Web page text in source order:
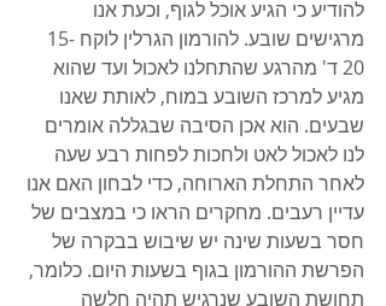
להודיע כי הגיע אוכל לגוף, וכעת אנו
מרגישים שובע. להורמון הגרלין לוקח 15-
20 ד' מהרגע שהתחלנו לאכול ועד שהוא
מגיע למרכז השובע במוח, לאותת שאנו
שבעים. הוא אכן הסיבה שבגללה אומרים
לנו לאכול לאט ולחכות לפחות רבע שעה
לאחר התחלת הארוחה, כדי לבחון האם אנו
עדיין רעבים. מחקרים הראו כי במצבים של
חסר בשעות שינה יש שיבוש בבקרה של
הפרשת ההורמון בגוף בשעות היום. כלומר,
תחושת השובע שנרגיש תהיה חלשה